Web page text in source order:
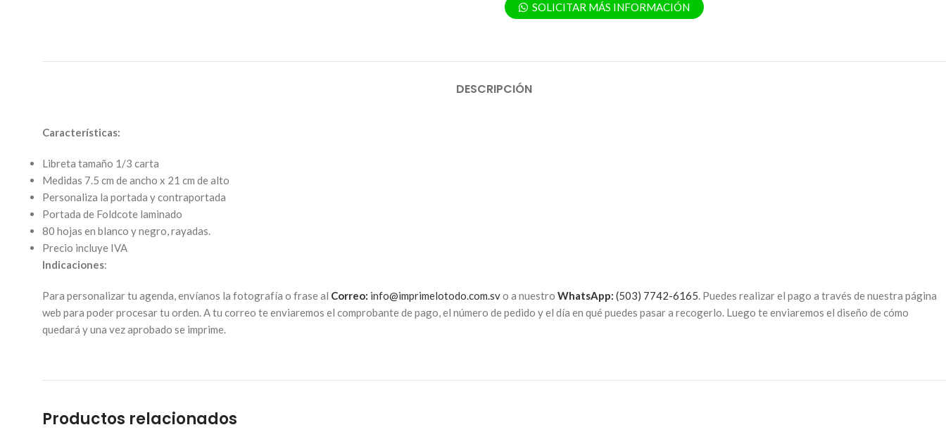
SOLICITAR MÁS INFORMACIÓN
DESCRIPCIÓN
Características:
Libreta tamaño 1/3 carta
Medidas 7.5 cm de ancho x 21 cm de alto
Personaliza la portada y contraportada
Portada de Foldcote laminado
80 hojas en blanco y negro, rayadas.
Precio incluye IVA
Indicaciones:
Para personalizar tu agenda, envíanos la fotografía o frase al Correo: info@imprimelotodo.com.svo a nuestro WhatsApp: (503) 7742-6165. Puedes realizar el pago a través de nuestra página
web para poder procesar tu orden. A tu correo te enviaremos el comprobante de pago, el número de pedido y el día en qué puedes pasar a recogerlo. Luego te enviaremos el diseño de cómo
quedará y una vez aprobado se imprime.
Productos relacionados